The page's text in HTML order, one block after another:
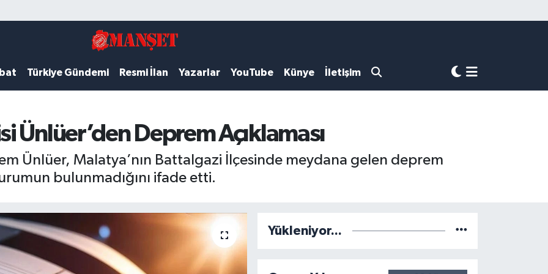
Türkiye Gündemi Resmi İlan Yazarlar YouTube Künye İletişim
Ünlüer’den Deprem Açıklaması
Ünlüer, Malatya’nın Battalgazi İlçesinde meydana gelen deprem
bulunmadığını ifade etti.
Yükleniyor...